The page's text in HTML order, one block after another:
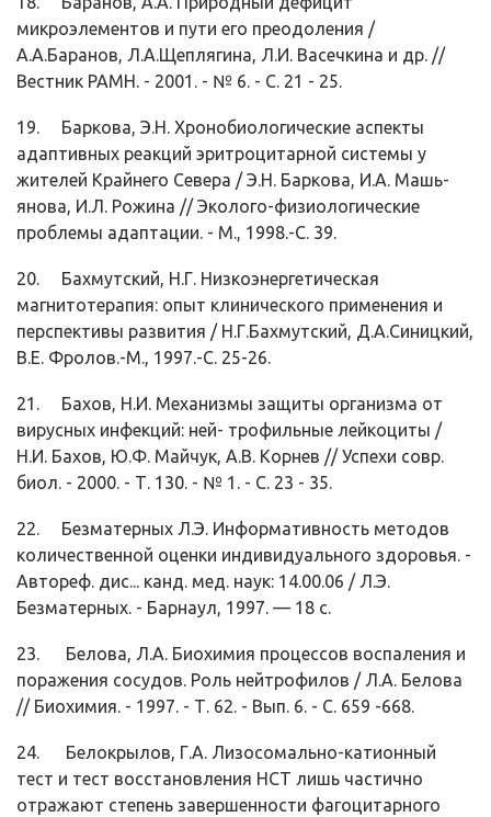
микроэлементов и пути его преодоления /
А.А.Баранов, Л.А.Щеплягина, Л.И. Васечкина и др. //
Вест­ник РАМН. - 2001. - № 6. - С. 21 - 25.
19. Баркова, Э.Н. Хронобиологические аспекты
адаптивных реакций эритро­цитарной системы у
жителей Крайнего Севера / Э.Н. Баркова, И.А. Машь-
янова, И.Л. Рожина // Эколого-физиологические
проблемы адаптации. - М., 1998.-С. 39.
20. Бахмутский, Н.Г. Низкоэнергетическая
магнитотерапия: опыт клиническо­го применения и
перспективы развития / Н.Г.Бахмутский, Д.А.Синицкий,
В.Е. Фролов.-М., 1997.-С. 25-26.
21. Бахов, Н.И. Механизмы защиты организма от
вирусных инфекций: ней- трофильные лейкоциты /
Н.И. Бахов, Ю.Ф. Майчук, А.В. Корнев // Успехи совр.
биол. - 2000. - Т. 130. - № 1. - С. 23 - 35.
22. Безматерных Л.Э. Информативность методов
количественной оценки ин­дивидуального здоровья. -
Автореф. дис... канд. мед. наук: 14.00.06 / Л.Э.
Безматерных. - Барнаул, 1997. — 18 с.
23. Белова, Л.А. Биохимия процессов воспаления и
поражения сосудов. Роль нейтрофилов / Л.А. Белова
// Биохимия. - 1997. - Т. 62. - Вып. 6. - С. 659 -668.
24. Белокрылов, Г.А. Лизосомально-катионный
тест и тест восстановления НСТ лишь частично
отражают степень завершенности фагоцитарного